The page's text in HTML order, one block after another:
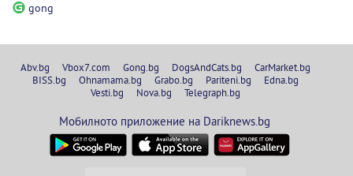
gong
Abv.bg Vbox7.com Gong.bg DogsAndCats.bg
CarMarket.bg
BISS.bg
Ohnamama.bg Grabo.bg Pariteni.bg
Edna.bg
Vesti.bg
Nova.bg Telegraph.bg
Мобилното приложение на Dariknews.bg